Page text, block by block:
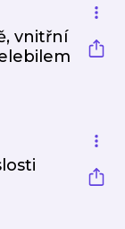
vnitřní